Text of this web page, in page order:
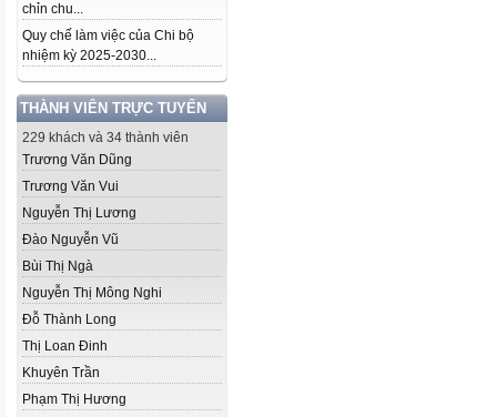
chỉn chu...
Quy chế làm việc của Chi bộ
nhiệm kỳ 2025-2030...
THÀNH VIÊN TRỰC TUYẾN
229 khách và 34 thành viên
Trương Văn Dũng
Trương Văn Vui
Nguyễn Thị Lương
Đào Nguyễn Vũ
Bùi Thị Ngà
Nguyễn Thị Mông Nghi
Đỗ Thành Long
Thị Loan Đinh
Khuyên Trần
Phạm Thị Hương